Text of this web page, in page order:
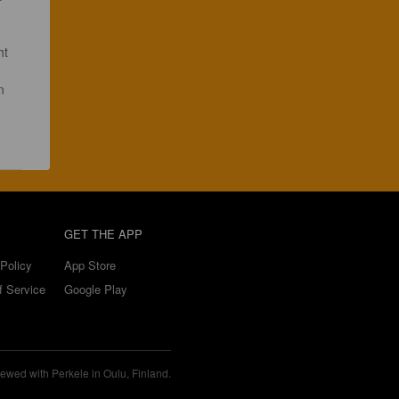
Service
GET THE APP
App Store
Google Play
with Perkele in Oulu, Finland.